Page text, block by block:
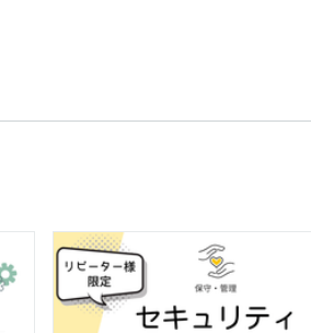
く興味がなかったにも関わらずカナダ